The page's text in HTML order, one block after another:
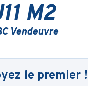
M2
Vendeuvre
le premier !